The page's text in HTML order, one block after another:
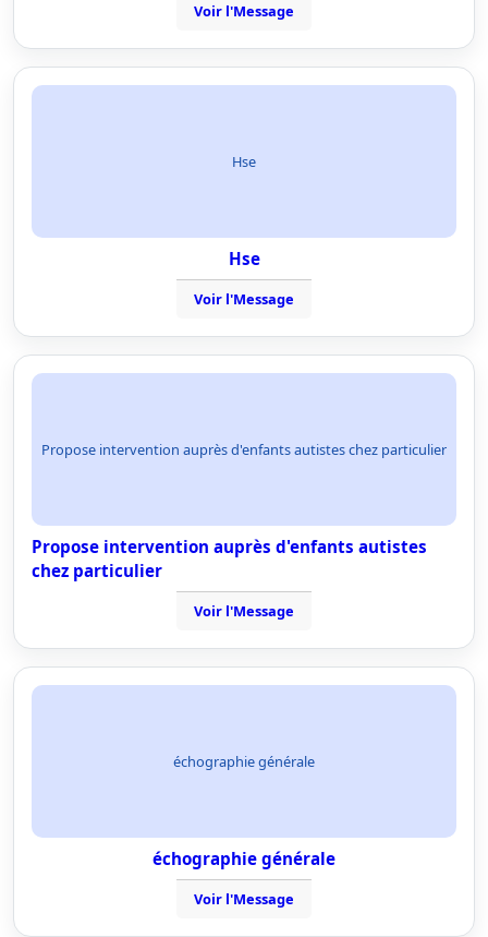
Voir l'Message
Hse
Hse
Voir l'Message
Propose intervention auprès d'enfants autistes chez particulier
Propose intervention auprès d'enfants autistes
chez particulier
Voir l'Message
échographie générale
échographie générale
Voir l'Message